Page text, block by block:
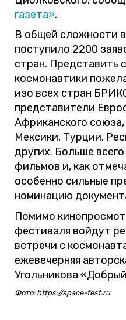
газета».
В общей сложности
поступило 2200
стран. Представить
космонавтики
изо всех стран
представители
Африканского
Мексики, Турции,
других. Больше
фильмов и, как
особенно сильные
номинацию
Помимо
фестиваля войдут
встречи с
ежевечерняя
Угольникова
Фото: https://space-fest.ru